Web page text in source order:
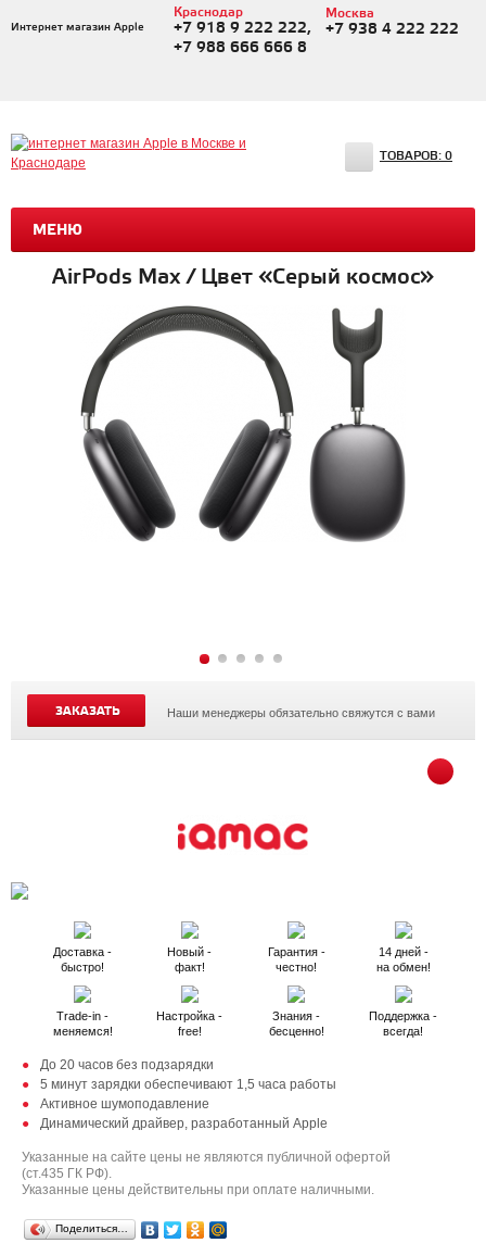
Интернет магазин Apple
Краснодар
+7 918 9 222 222,
+7 988 666 666 8
Москва
+7 938 4 222 222
МЕНЮ
ТОВАРОВ: 0
AirPods Max / Цвет «Серый космос»
ЗАКАЗАТЬ Наши менеджеры обязательно свяжутся с вами
Доставка -
быстро!
Новый -
факт!
Гарантия -
честно!
14 дней -
на обмен!
Trade-in -
меняемся!
Настройка -
free!
Знания -
бесценно!
Поддержка -
всегда!
До 20 часов без подзарядки
5 минут зарядки обеспечивают 1,5 часа работы
Активное шумоподавление
Динамический драйвер, разработанный Apple
Указанные на сайте цены не являются публичной офертой
(ст.435 ГК РФ).
Указанные цены действительны при оплате наличными.
Поделиться…